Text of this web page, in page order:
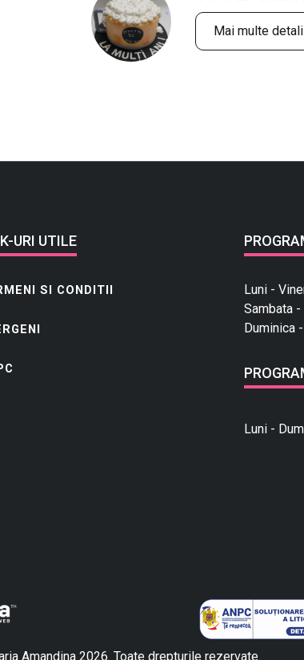
Mai multe
URI UTILE
SI CONDITII Luni -
Sambata -
Duminica
Luni -
Amandina 2026. Toate drepturile rezervate.